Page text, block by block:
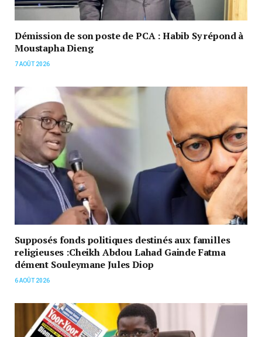
Démission de son poste de PCA : Habib Sy répond à
Moustapha Dieng
7 AOÛT 2026
Supposés fonds politiques destinés aux familles
religieuses :Cheikh Abdou Lahad Gainde Fatma
dément Souleymane Jules Diop
6 AOÛT 2026